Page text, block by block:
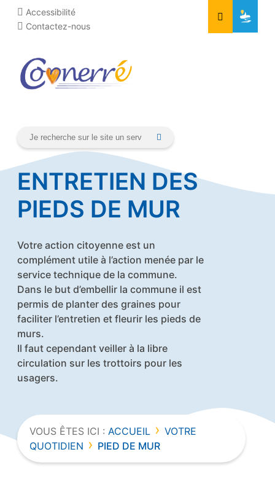
Aller Accessibilité
Contactez-nous
ENTRETIEN DES
PIEDS DE MUR
Votre action citoyenne est un
complément utile à l’action menée par le
service technique de la commune.
Dans le but d’embellir la commune il est
permis de planter des graines pour
faciliter l’entretien et fleurir les pieds de
murs.
Il faut cependant veiller à la libre
circulation sur les trottoirs pour les
usagers.
VOUS ÊTES ICI : ACCUEIL ›VOTRE
QUOTIDIEN › PIED DE MUR
Cookies management panel